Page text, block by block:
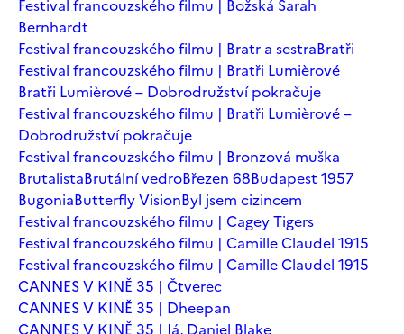
Festival francouzského filmu | Božská Sarah
Bernhardt
Festival francouzského filmu | Bratr a sestraBratři
Festival francouzského filmu | Bratři Lumièrové
Bratři Lumièrové – Dobrodružství pokračuje
Festival francouzského filmu | Bratři Lumièrové –
Dobrodružství pokračuje
Festival francouzského filmu | Bronzová muška
BrutalistaBrutální vedroBřezen 68Budapest 1957
BugoniaButterfly VisionByl jsem cizincem
Festival francouzského filmu | Cagey Tigers
Festival francouzského filmu | Camille Claudel 1915
Festival francouzského filmu | Camille Claudel 1915
CANNES V KINĚ 35 | Čtverec
CANNES V KINĚ 35 | Dheepan
CANNES V KINĚ 35 | Já, Daniel Blake